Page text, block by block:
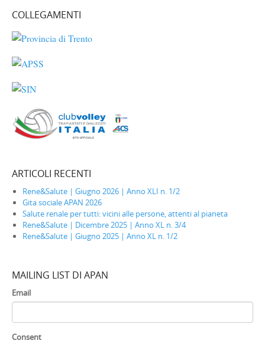
COLLEGAMENTI
ARTICOLI RECENTI
Rene&Salute | Giugno 2026 | Anno XLI n. 1/2
Gita sociale APAN 2026
Salute renale per tutti: vicini alle persone, attenti al pianeta
Rene&Salute | Dicembre 2025 | Anno XL n. 3/4
Rene&Salute | Giugno 2025 | Anno XL n. 1/2
MAILING LIST DI APAN
Email
Consent